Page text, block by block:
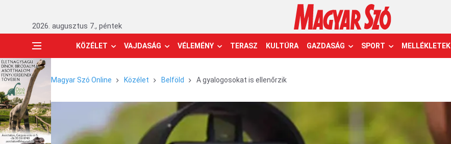
2026. augusztus 7., péntek
KÖZÉLET VAJDASÁG VÉLEMÉNY TERASZ KULTÚRA GAZDASÁG SPORT MELLÉKLETEK
Magyar Szó Online Közélet Belföld A gyalogosokat is ellenőrzik